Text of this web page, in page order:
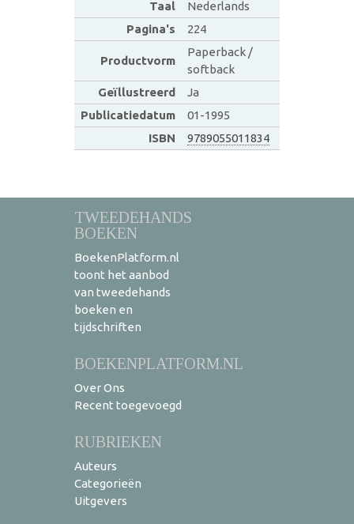
Taal
Nederlands
Pagina's
224
Productvorm
Paperback /
softback
Geïllustreerd
Ja
Publicatiedatum
01-1995
ISBN
9789055011834
TWEEDEHANDS
BOEKEN
BoekenPlatform.nl
toont het aanbod
van tweedehands
boeken en
tijdschriften
BOEKENPLATFORM.NL
Over Ons
Recent toegevoegd
RUBRIEKEN
Auteurs
Categorieën
Uitgevers